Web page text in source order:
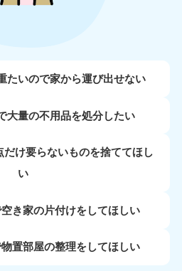
たいので家から運び出せない
大量の不用品を処分したい
だけ要らないものを捨ててほし
い
き家の片付けをしてほしい
置部屋の整理をしてほしい